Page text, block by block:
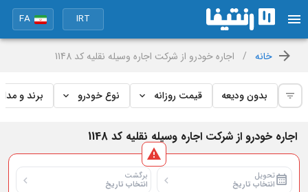
IRT
FA
خانه / اجاره خودرو از شرکت اجاره وسیله نقلیه کد 1148
بدون ودیعه قیمت روزانه نوع خودرو برند و مدل
اجاره خودرو از شرکت اجاره وسیله نقلیه کد 1148
تحویل
انتخاب تاریخ
برگشت
انتخاب تاریخ